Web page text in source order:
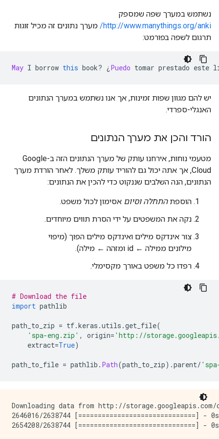
נשתמש במערך שפה שמספק
http://www.manythings.org/anki/ מערך נתונים זה מכיל זוגות
תרגום לשפה בפורמט:
May I borrow this book? ¿ Puedo tomar prestado este
יש להם מגוון שפות זמינות, אך אנו נשתמש במערך הנתונים
האנגלי-ספרדי.
הורד והכן את מערך הנתונים
מטעמי נוחות, אירחנו עותק של מערך הנתונים הזה ב-Google
Cloud, אך אתה יכול גם להוריד עותק משלך. לאחר הורדת מערך
הנתונים, הנה השלבים שננקוט כדי להכין את הנתונים:
הוספתהתחלה וסיום אסימון לכול משפט.
נקה את המשפטים על ידי הסרת תווים מיוחדים.
צור אינדקס מילים ואינדקס מילים הפוך (מיפוי
מילונים ממילה ← id ומזהה ← מילה).
רפדו כל משפט באורך מקסימלי.
# Download the file
import pathlib
path_to_zip = tf.keras .utils .get_file(
'spa-eng.zip' , origin= 'http://
extract=True)
path_to_file = pathlib . Path(path_to_zip).parent/
Downloading data from http://
2646016/2638744 [==============================] -